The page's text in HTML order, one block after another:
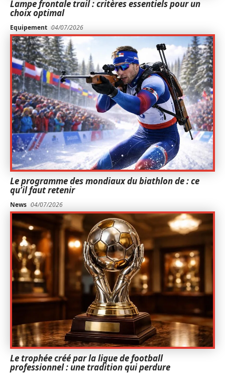
Lampe frontale trail : critères essentiels pour un
choix optimal
Equipement 04/07/2026
Le programme des mondiaux du biathlon de : ce
qu’il faut retenir
News 04/07/2026
Le trophée créé par la ligue de football
professionnel : une tradition qui perdure